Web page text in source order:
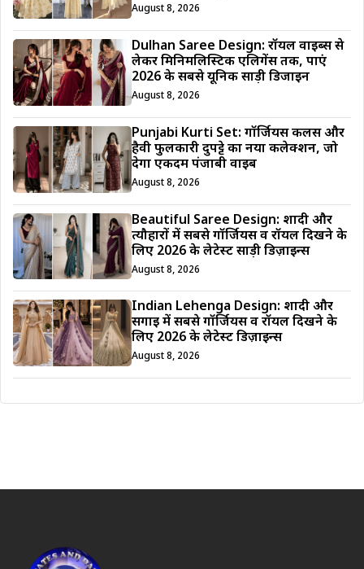
August 8, 2026
Dulhan Saree Design: रॉयल वाइब्स से
लेकर मिनिमलिस्टिक एलिगेंस तक, पाएं
2026 के सबसे यूनिक साड़ी डिजाईन
August 8, 2026
Punjabi Kurti Set: गॉर्जियस कलर्स और
हैवी फुलकारी दुपट्टे का नया कलेक्शन, जो
देगा एकदम पंजाबी वाइब
August 8, 2026
Beautiful Saree Design: शादी और
त्यौहारों में सबसे गॉर्जियस व रॉयल दिखने के
लिए 2026 के लेटेस्ट साड़ी डिज़ाइन्स
August 8, 2026
Indian Lehenga Design: शादी और
सगाई में सबसे गॉर्जियस व रॉयल दिखने के
लिए 2026 के लेटेस्ट डिज़ाइन्स
August 8, 2026